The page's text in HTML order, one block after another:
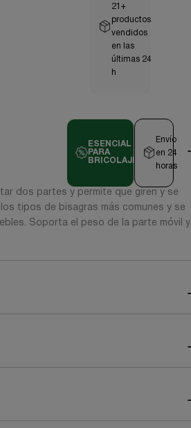
ESENCIAL
PARA
BRICOLAJE
Envío
en 24
horas
21 +
productos
vendidos
en las
últimas 24
h
dos partes y permite que giren y se
tipos de bisagras más comunes y se
Soporta el peso de la parte móvil y